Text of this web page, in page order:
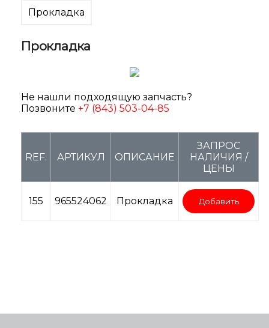
Прокладка
Прокладка
Не нашли подходящую запчасть?
Позвоните +7 (843) 503-04-85
REF. АРТИКУЛ ОПИСАНИЕ
ЗАПРОС
НАЛИЧИЯ /
ЦЕНЫ
155 965524062 Прокладка Добавить